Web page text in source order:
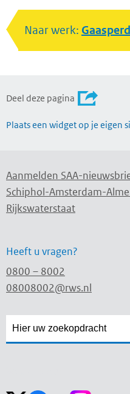
Naar werk:
Deel deze pagina
Plaats een widget op je eigen
Aanmelden SAA-
Schiphol-Amsterdam-
Rijkswaterstaat
Heeft u vragen?
0800 – 8002
08008002@rws.nl